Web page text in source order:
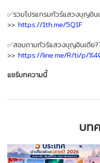
✅รวมโปรแกรมทัวร์แสวงบุญอิน
>> https://1th.me/5Q1F
✅สอบถามทัวร์แสวงบุญอินเดีย
>> https://line.me/R/ti/p/
แชร์บทความนี้
บท